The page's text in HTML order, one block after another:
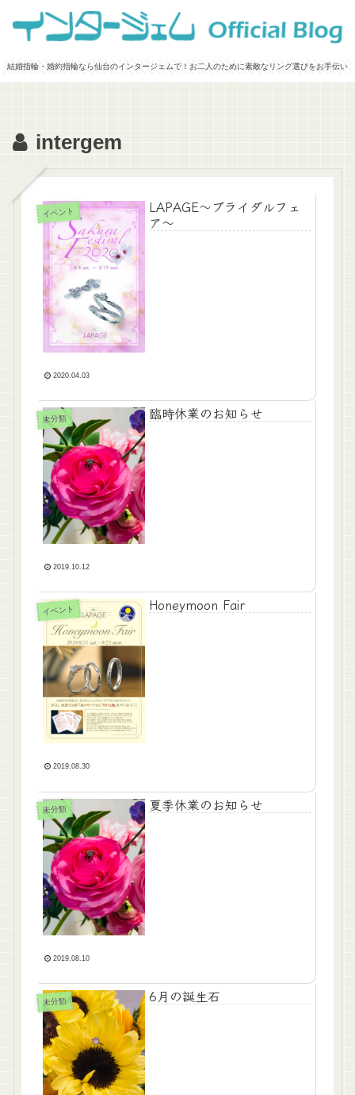
結婚指輪・婚約指輪なら仙台のインタージェムで！お二人のために素敵なリング選びをお手伝い
intergem
イベント
LAPAGE～ブライダルフェ
ア～
2020.04.03
未分類 臨時休業のお知らせ
2019.10.12
イベント Honeymoon Fair
2019.08.30
未分類 夏季休業のお知らせ
2019.08.10
未分類 6月の誕生石